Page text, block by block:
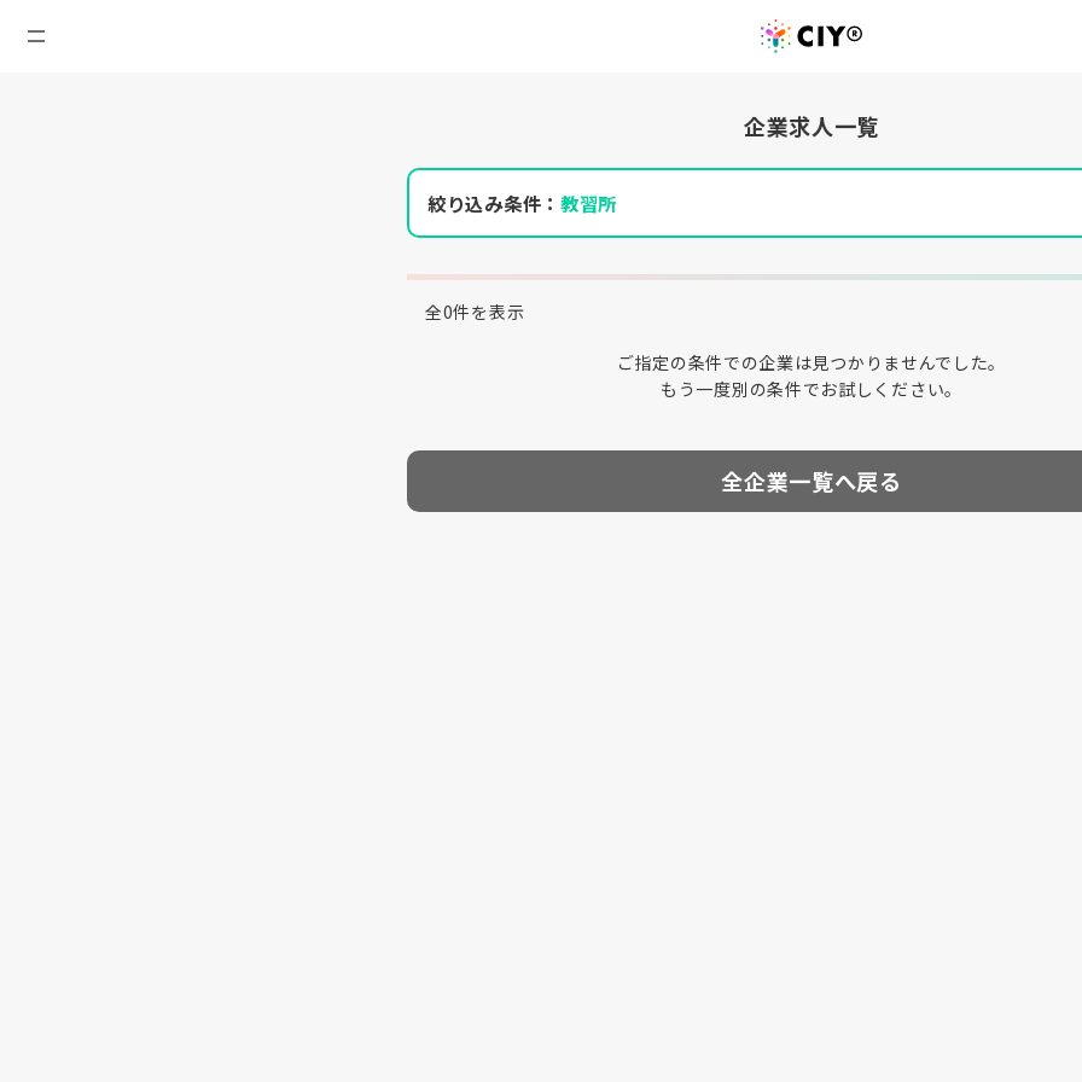
企業求人一覧
絞り込み条件： 教習所
全0件を表示
ご指定の条件での企業は見つかりませんでした。
もう一度別の条件でお試しください。
全企業一覧へ戻る